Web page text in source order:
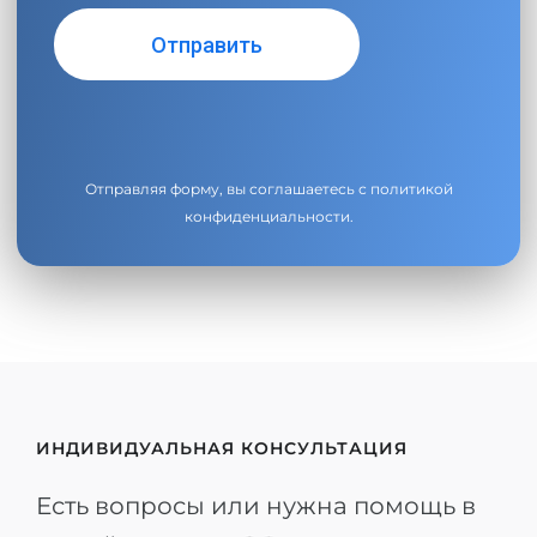
Отправляя форму, вы соглашаетесь с политикой
конфиденциальности.
ИНДИВИДУАЛЬНАЯ КОНСУЛЬТАЦИЯ
Есть вопросы или нужна помощь в